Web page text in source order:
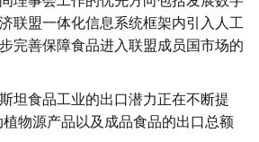
联盟一体化信息系统框架内引入人工
完善保障食品进入联盟成员国市场的
坦食品工业的出口潜力正在不断提
物源产品以及成品食品的出口总额